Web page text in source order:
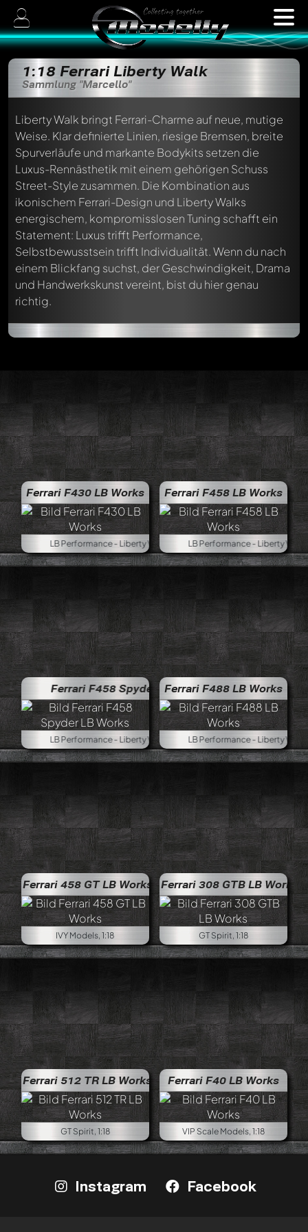
1:18 Ferrari Liberty Walk
Sammlung "Marcello"
Liberty Walk bringt Ferrari-Charme auf neue, mutige
Weise. Klar definierte Linien, riesige Bremsen, breite
Spurverläufe und markante Bodykits setzen die
Luxus-Rennästhetik mit einem gehörigen Schuss
Street-Style zusammen. Die Kombination aus
ikonischem Ferrari-Design und Liberty Walks
energischem, kompromisslosen Tuning schafft ein
Statement: Luxus trifft Performance,
Selbstbewusstsein trifft Individualität. Wenn du nach
einem Blickfang suchst, der Geschwindigkeit, Drama
und Handwerkskunst vereint, bist du hier genau
richtig.
Ferrari F430 LB Works
LB Performance - Liberty Walk, 1:18
Ferrari F458 LB Works
LB Performance - Liberty Walk,
Ferrari F458 Spyder LB Works
LB Performance - Liberty Walk, 1:18
Ferrari F488 LB Works
LB Performance - Liberty Walk,
Ferrari 458 GT LB Works
IVY Models, 1:18
Ferrari 308 GTB LB Works
GT Spirit, 1:18
Ferrari 512 TR LB Works
GT Spirit, 1:18
Ferrari F40 LB Works
VIP Scale Models, 1:18
Instagram Facebook